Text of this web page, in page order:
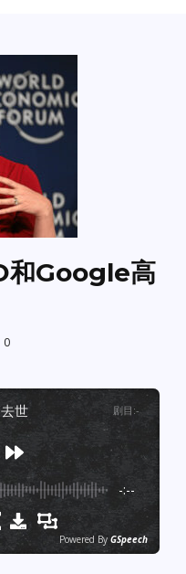
和Google高
0
世 剧目 :-
-:--
Powered By GSpeech